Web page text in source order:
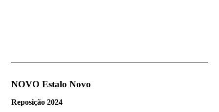
NOVO Estalo Novo
Reposição 2024